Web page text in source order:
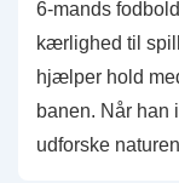
6-mands
kærlighed til
hjælper hold
banen. Når han
udforske